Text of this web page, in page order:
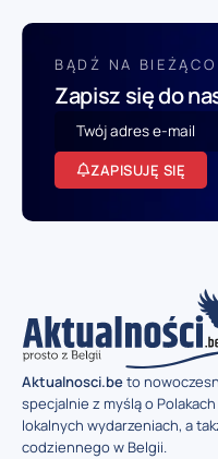
BĄDŹ NA
Zapisz się do
ZAPISUJĘ SIĘ
Aktualnosci.beto
specjalnie z myślą o
lokalnych wydarzeniach, a
codziennego w Belgii.